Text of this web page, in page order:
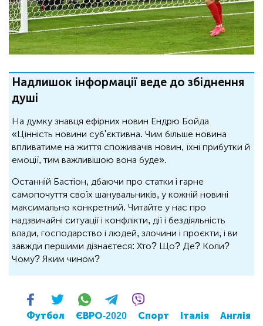
Надлишок інформації веде до збіднення
душі
На думку знавця ефірних новин Ендрю Бойда
«Цінність новини суб'єктивна. Чим більше новина
впливатиме на життя споживачів новин, їхні прибутки й
емоції, тим важливішою вона буде».
Останній Бастіон, дбаючи про статки і гарне
самопочуття своїх шанувальників, у кожній новині
максимально конкретний. Читайте у нас про
надзвичайні ситуації і конфлікти, дії і бездіяльність
влади, господарство і людей, злочини і проєкти, і ви
завжди першими дізнаєтеся: Хто? Що? Де? Коли?
Чому? Яким чином?
Футбол ЄВРО-2020 Спорт Італія Англія